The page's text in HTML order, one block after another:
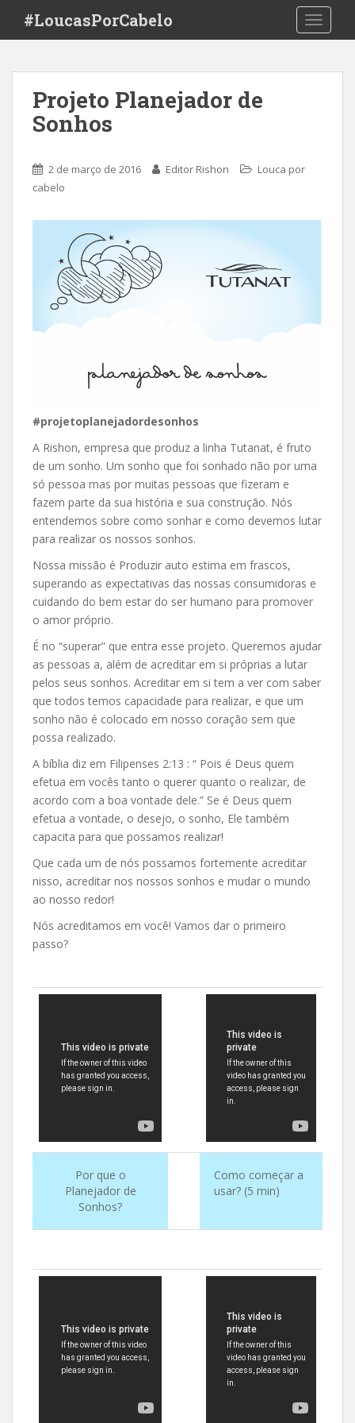
i
#LoucasPorCabelo
Projeto Planejador de
Sonhos
2 de março de 2016 Editor Rishon
Louca por
cabelo
#projetoplanejadordesonhos
A Rishon, empresa que produz a linha Tutanat, é fruto
de um sonho. Um sonho que foi sonhado não por uma
só pessoa mas por muitas pessoas que fizeram e
fazem parte da sua história e sua construção. Nós
entendemos sobre como sonhar e como devemos lutar
para realizar os nossos sonhos.
Nossa missão é Produzir auto estima em frascos,
superando as expectativas das nossas consumidoras e
cuidando do bem estar do ser humano para promover
o amor próprio.
É no “superar” que entra esse projeto. Queremos ajudar
as pessoas a, além de acreditar em si próprias a lutar
pelos seus sonhos. Acreditar em si tem a ver com saber
que todos temos capacidade para realizar, e que um
sonho não é colocado em nosso coração sem que
possa realizado.
A bíblia diz em Filipenses 2:13 : “ Pois é Deus quem
efetua em vocês tanto o querer quanto o realizar, de
acordo com a boa vontade dele.” Se é Deus quem
efetua a vontade, o desejo, o sonho, Ele também
capacita para que possamos realizar!
Que cada um de nós possamos fortemente acreditar
nisso, acreditar nos nossos sonhos e mudar o mundo
ao nosso redor!
Nós acreditamos em você! Vamos dar o primeiro
passo?
Por que o
Planejador de
Sonhos?
Como começar a
usar? (5 min)